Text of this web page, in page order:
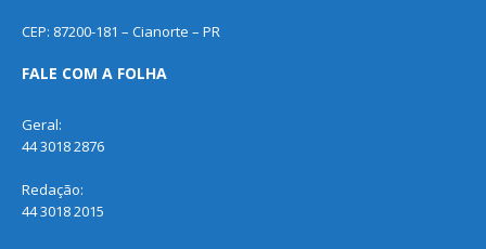
CEP: 87200-181 – Cianorte – PR
FALE COM A FOLHA
Geral:
44 3018 2876
Redação:
44 3018 2015